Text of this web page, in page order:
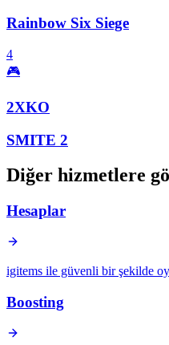
Rainbow Six Siege
4
🎮
2XKO
SMITE 2
Diğer hizmetlere
Hesaplar
igitems ile güvenli bir şekilde
Boosting